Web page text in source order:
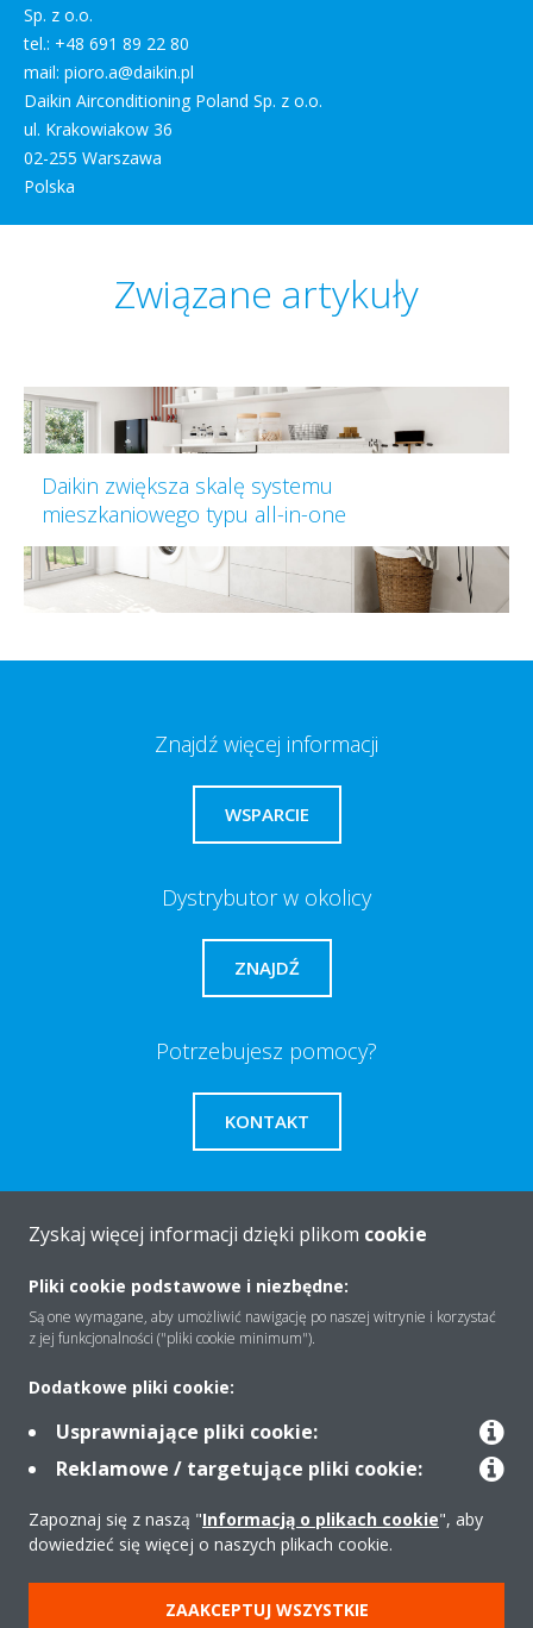
Sp. z o.o.
tel.: +48 691 89 22 80
mail: pioro.a@daikin.pl
Daikin Airconditioning Poland Sp. z o.o.
ul. Krakowiakow 36
02-255 Warszawa
Polska
Związane artykuły
Daikin zwiększa skalę systemu
mieszkaniowego typu all-in-one
Znajdź więcej informacji
WSPARCIE
Dystrybutor w okolicy
ZNAJDŹ
Potrzebujesz pomocy?
KONTAKT
Rozwiązania
Kontakt
Produkty
Zyskaj więcej informacji dzięki plikom cookie
Pliki cookie podstawowe i niezbędne:
Są one wymagane, aby umożliwić nawigację po naszej witrynie i korzystać
z jej funkcjonalności ("pliki cookie minimum").
Dodatkowe pliki cookie:
Usprawniające pliki cookie:
Reklamowe / targetujące pliki cookie:
Zapoznaj się z naszą "Informacją o plikach cookie", aby
dowiedzieć się więcej o naszych plikach cookie.
ZAAKCEPTUJ WSZYSTKIE